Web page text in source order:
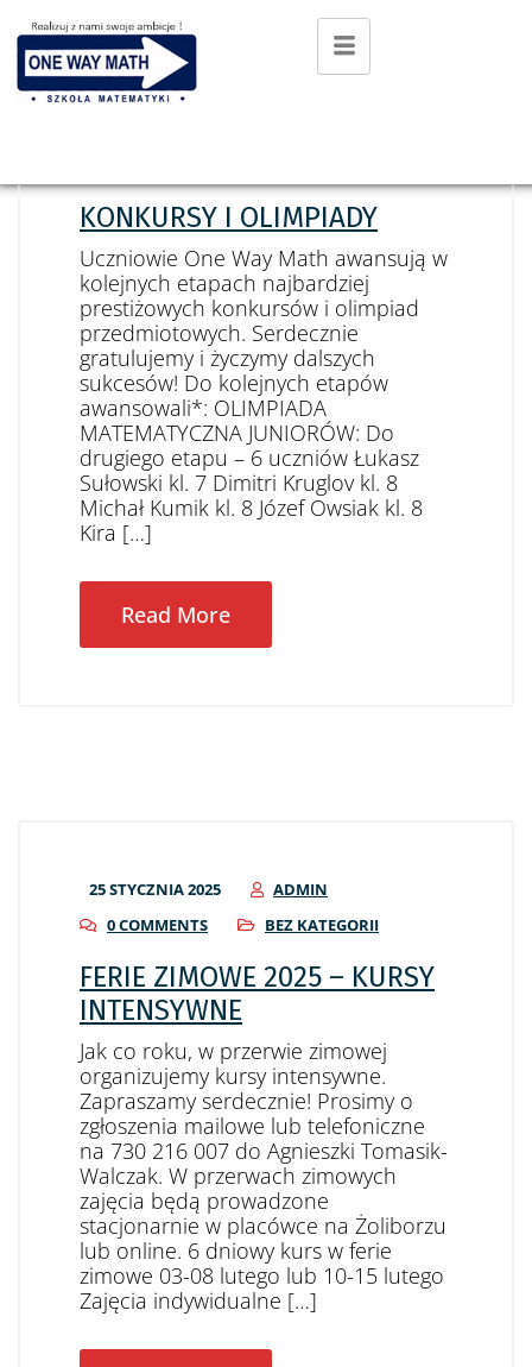
KONKURSY I OLIMPIADY
Uczniowie One Way Math awansują w
kolejnych etapach najbardziej
prestiżowych konkursów i olimpiad
przedmiotowych. Serdecznie
gratulujemy i życzymy dalszych
sukcesów! Do kolejnych etapów
awansowali*: OLIMPIADA
MATEMATYCZNA JUNIORÓW: Do
drugiego etapu – 6 uczniów Łukasz
Sułowski kl. 7 Dimitri Kruglov kl. 8
Michał Kumik kl. 8 Józef Owsiak kl. 8
Kira […]
Read More
25 STYCZNIA 2025
ADMIN
0 COMMENTS
BEZ KATEGORII
FERIE ZIMOWE 2025 – KURSY
INTENSYWNE
Jak co roku, w przerwie zimowej
organizujemy kursy intensywne.
Zapraszamy serdecznie! Prosimy o
zgłoszenia mailowe lub telefoniczne
na 730 216 007 do Agnieszki Tomasik-
Walczak. W przerwach zimowych
zajęcia będą prowadzone
stacjonarnie w placówce na Żoliborzu
lub online. 6 dniowy kurs w ferie
zimowe 03-08 lutego lub 10-15 lutego
Zajęcia indywidualne […]